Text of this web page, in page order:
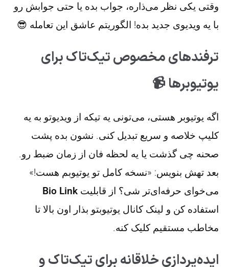
وقتی یکی نظر می‌ذاره، جواب بده یا حتی جوابش رو
با یه ویدیوی جدید بده! الگوریتم عاشق این تعامله 😎
ترفندهای مخصوص تیک‌تاک برای
یوتیوبرها 📹
اگه یوتیوبر هستی، می‌تونی یه تیکه از ویدیوتو به یه
کلیپ خلاصه و سریع تبدیل کنی. نشون بده پشت
صحنه چی گذشت یا یه لحظه فان از زمان ضبط رو.
بعد تهش بنویس: «نسخه کامل تو یوتیوبم هست!»
می‌خوای حرفه‌ای‌تر شی؟ از قابلیت Bio Link
استفاده کن و لینک کانال یوتیوبتو بذار اون بالا تا
مخاطب مستقیم کلیک کنه.
ایده‌پردازی خلاقانه برای تیک‌تاک و